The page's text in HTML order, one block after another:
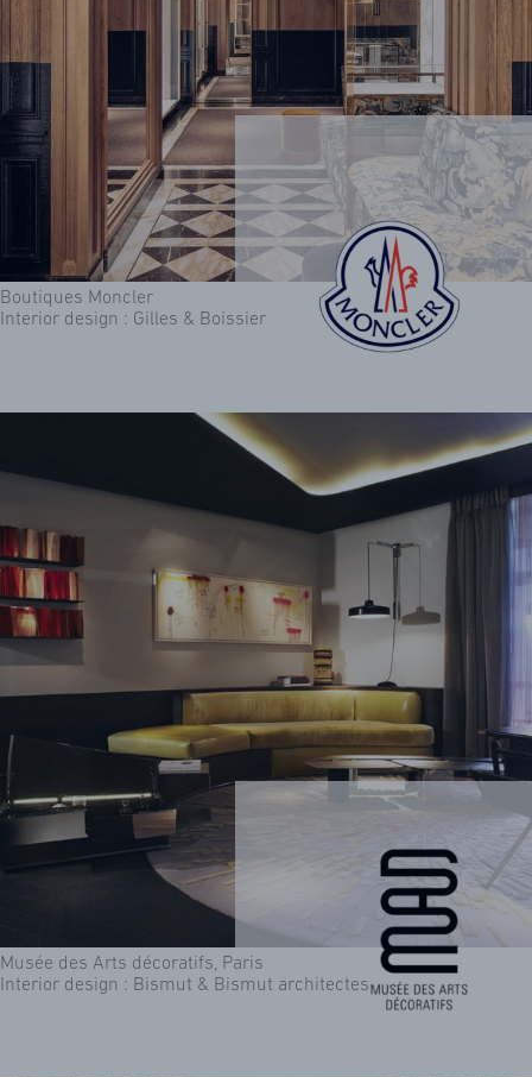
Boutiques Moncler
Interior design : Gilles & Boissier
Musée des Arts décoratifs, Paris
Interior design : Bismut & Bismut architectes